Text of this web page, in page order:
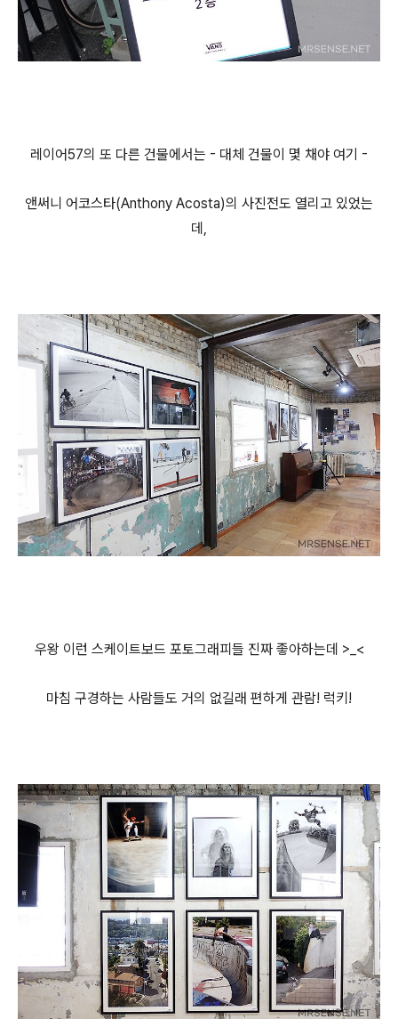
레이어57의 또 다른 건물에서는 - 대체 건물이 몇 채야 여기 -
앤써니 어코스타(Anthony Acosta)의 사진전도 열리고 있었는
데,
우왕 이런 스케이트보드 포토그래피들 진짜 좋아하는데 >_<
마침 구경하는 사람들도 거의 없길래 편하게 관람! 럭키!